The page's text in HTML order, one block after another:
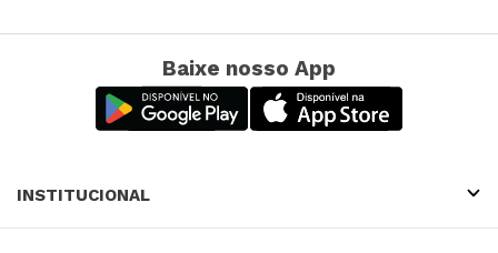
Baixe nosso App
INSTITUCIONAL